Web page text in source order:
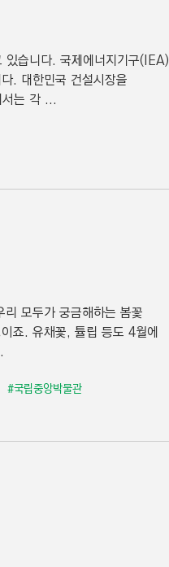
습니다. 국제에너지기구(IEA)
. 대한민국 건설시장을
는 각 ...
모두가 궁금해하는 봄꽃
죠. 유채꽃, 튤립 등도 4월에
#국립중앙박물관